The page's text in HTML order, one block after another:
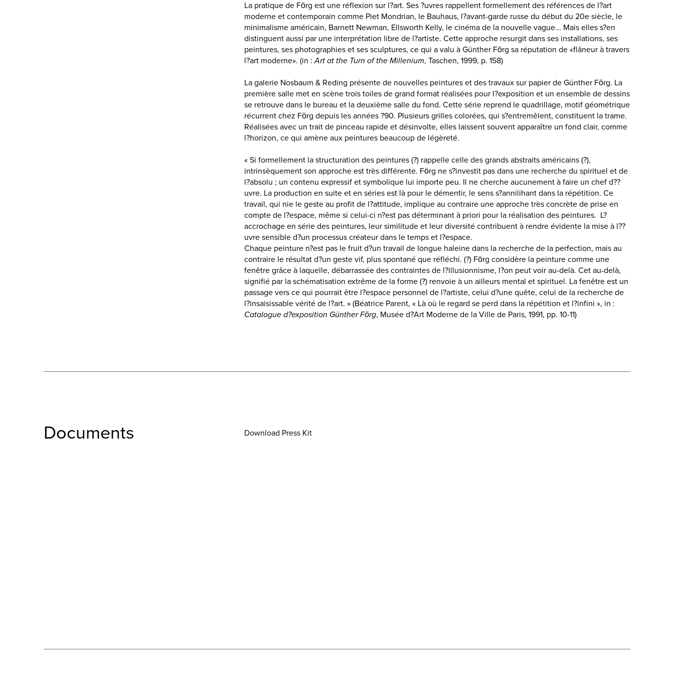
La pratique de Förg est une réflexion sur l?art. Ses ?uvres rappellent formellement des références de l?art
moderne et contemporain comme Piet Mondrian, le Bauhaus, l?avant-garde russe du début du 20e siècle, le
minimalisme américain, Barnett Newman, Ellsworth Kelly, le cinéma de la nouvelle vague... Mais elles s?en
distinguent aussi par une interprétation libre de l?artiste. Cette approche resurgit dans ses installations, ses
peintures, ses photographies et ses sculptures, ce qui a valu à Günther Förg sa réputation de «flâneur à travers
l?art moderne». (in :Art at the Turn of the Millenium, Taschen, 1999, p. 158)
La galerie Nosbaum & Reding présente de nouvelles peintures et des travaux sur papier de Günther Förg. La
première salle met en scène trois toiles de grand format réalisées pour l?exposition et un ensemble de dessins
se retrouve dans le bureau et la deuxième salle du fond. Cette série reprend le quadrillage, motif géométrique
récurrent chez Förg depuis les années ?90. Plusieurs grilles colorées, qui s?entremêlent, constituent la trame.
Réalisées avec un trait de pinceau rapide et désinvolte, elles laissent souvent apparaître un fond clair, comme
l?horizon, ce qui amène aux peintures beaucoup de légèreté.
« Si formellement la structuration des peintures (?) rappelle celle des grands abstraits américains (?),
intrinsèquement son approche est très différente. Förg ne s?investit pas dans une recherche du spirituel et de
l?absolu ; un contenu expressif et symbolique lui importe peu. Il ne cherche aucunement à faire un chef d??
uvre. La production en suite et en séries est là pour le démentir, le sens s?annilihant dans la répétition. Ce
travail, qui nie le geste au profit de l?attitude, implique au contraire une approche très concrète de prise en
compte de l?espace, même si celui-ci n?est pas déterminant à priori pour la réalisation des peintures. L?
accrochage en série des peintures, leur similitude et leur diversité contribuent à rendre évidente la mise à l??
uvre sensible d?un processus créateur dans le temps et l?espace.
Chaque peinture n?est pas le fruit d?un travail de longue haleine dans la recherche de la perfection, mais au
contraire le résultat d?un geste vif, plus spontané que réfléchi. (?) Förg considère la peinture comme une
fenêtre grâce à laquelle, débarrassée des contraintes de l?illusionnisme, l?on peut voir au-delà. Cet au-delà,
signifié par la schématisation extrême de la forme (?) renvoie à un ailleurs mental et spirituel. La fenêtre est un
passage vers ce qui pourrait être l?espace personnel de l?artiste, celui d?une quête, celui de la recherche de
l?insaisissable vérité de l?art. » (Béatrice Parent, « Là où le regard se perd dans la répétition et l?infini », in :
Catalogue d?exposition Günther Förg, Musée d?Art Moderne de la Ville de Paris, 1991, pp. 10-11)
Documents Download Press Kit